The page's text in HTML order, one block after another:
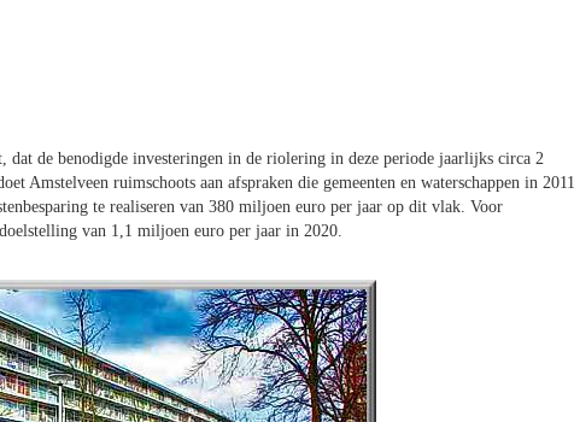
de benodigde investeringen in de riolering in deze periode jaarlijks circa 2
Amstelveen ruimschoots aan afspraken die gemeenten en waterschappen in 2011
te realiseren van 380 miljoen euro per jaar op dit vlak. Voor
van 1,1 miljoen euro per jaar in 2020.